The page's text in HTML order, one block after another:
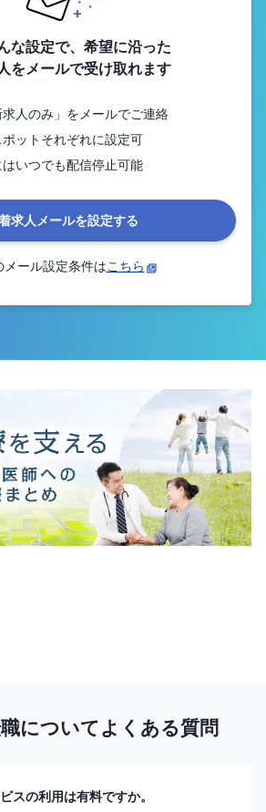
な設定で、希望に沿った
をメールで受け取れます
人のみ」をメールでご連絡
ットそれぞれに設定可
いつでも配信停止可能
求人メールを設定する
メール設定条件はこちら
についてよくある質問
スの利用は有料ですか。